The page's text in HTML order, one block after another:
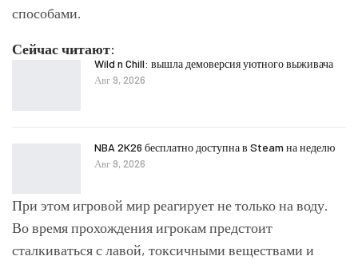
способами.
Сейчас читают:
Wild n Chill: вышла демоверсия уютного выживача
Авг 9, 2026
NBA 2K26 бесплатно доступна в Steam на неделю
Авг 9, 2026
При этом игровой мир реагирует не только на воду.
Во время прохождения игрокам предстоит
сталкиваться с лавой, токсичными веществами и